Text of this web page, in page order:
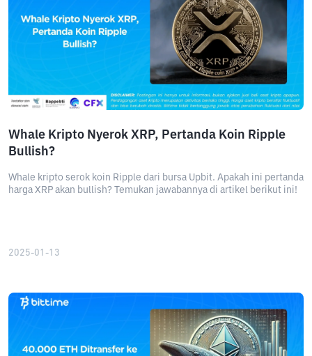
Whale Kripto Nyerok XRP, Pertanda Koin Ripple
Bullish?
Whale kripto serok koin Ripple dari bursa Upbit. Apakah ini pertanda
harga XRP akan bullish? Temukan jawabannya di artikel berikut ini!
2025-01-13